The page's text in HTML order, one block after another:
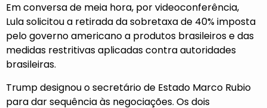
Em conversa de meia hora, por videoconferência,
Lulasolicitou a retirada da sobretaxade 40% imposta
pelo governo americano a produtos brasileiros e das
medidas restritivas aplicadas contra autoridades
brasileiras.
Trump designou o secretário de Estado Marco Rubio
para dar sequência às negociações. Os dois